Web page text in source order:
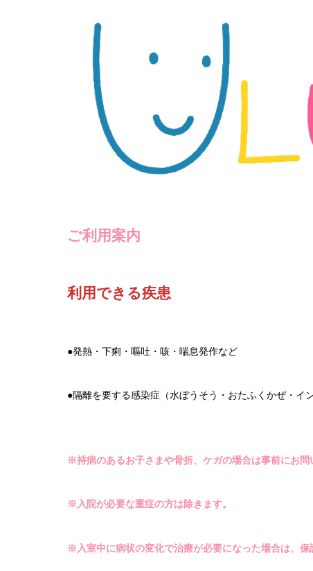
ご利用案内
利用できる疾患
●発熱・下痢・嘔吐・咳・喘息発作など
●隔離を要する感染症（水ぼうそう・おたふくかぜ・イ
※持病のあるお子さまや骨折、ケガの場合は事前にお問
※入院が必要な重症の方は除きます。
※入室中に病状の変化で治療が必要になった場合は、保